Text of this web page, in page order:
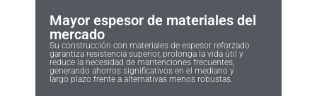
Mayor espesor de materiales del
mercado
Su construcción con materiales de espesor reforzado
garantiza resistencia superior, prolonga la vida útil y
reduce la necesidad de mantenciones frecuentes,
generando ahorros significativos en el mediano y
largo plazo frente a alternativas menos robustas.